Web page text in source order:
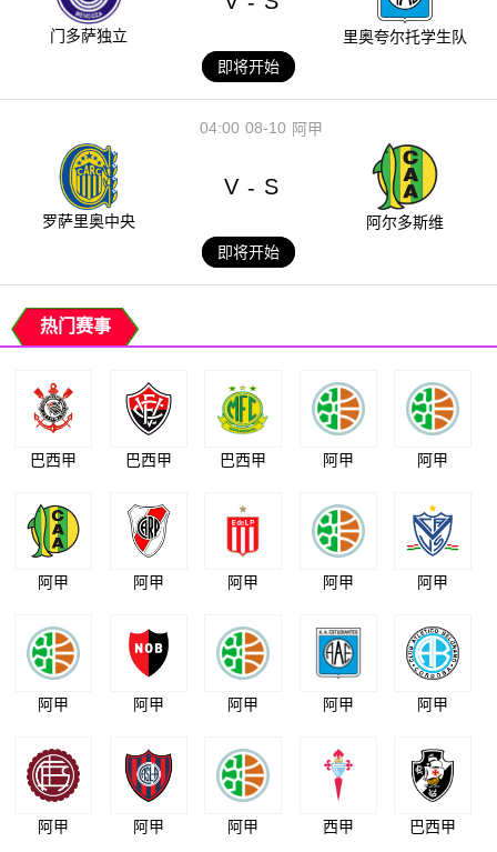
门多萨独立
里奥夸尔托学生队
即将开始
08-10
04:00 阿甲
罗萨里奥中央
V - S
阿尔多斯维
即将开始
热门赛事
巴西甲 巴西甲 巴西甲 阿甲 阿甲
阿甲 阿甲 阿甲 阿甲 阿甲
阿甲 阿甲 阿甲 阿甲 阿甲
阿甲 阿甲 阿甲 西甲 巴西甲